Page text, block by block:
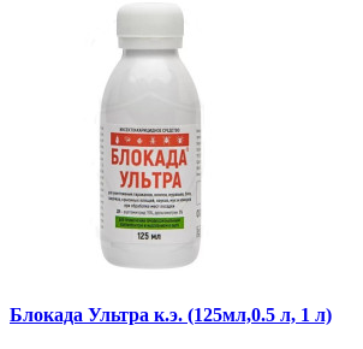
Блокада Ультра к.э. (125мл,0.5 л, 1 л)